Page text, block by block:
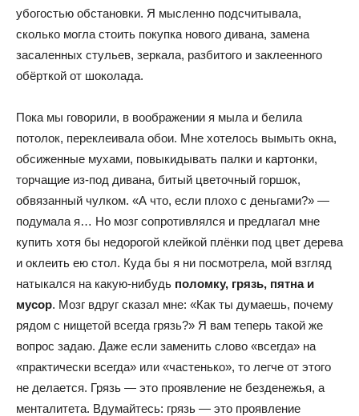
убогостью обстановки. Я мысленно подсчитывала,
сколько могла стоить покупка нового дивана, замена
засаленных стульев, зеркала, разбитого и заклеенного
обёрткой от шоколада.
Пока мы говорили, в воображении я мыла и белила
потолок, переклеивала обои. Мне хотелось вымыть окна,
обсиженные мухами, повыкидывать палки и картонки,
торчащие из-под дивана, битый цветочный горшок,
обвязанный чулком. «А что, если плохо с деньгами?» —
подумала я… Но мозг сопротивлялся и предлагал мне
купить хотя бы недорогой клейкой плёнки под цвет дерева
и оклеить ею стол. Куда бы я ни посмотрела, мой взгляд
натыкался на какую-нибудь поломку, грязь, пятна и
мусор. Мозг вдруг сказал мне: «Как ты думаешь, почему
рядом с нищетой всегда грязь?» Я вам теперь такой же
вопрос задаю. Даже если заменить слово «всегда» на
«практически всегда» или «частенько», то легче от этого
не делается. Грязь — это проявление не безденежья, а
менталитета. Вдумайтесь: грязь — это проявление